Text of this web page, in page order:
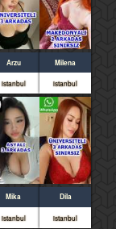
Arzu
istanbul
Milena
istanbul
Mika
istanbul
Dila
istanbul